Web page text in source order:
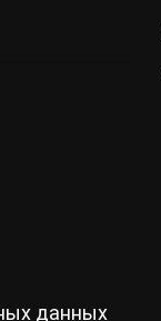
данных